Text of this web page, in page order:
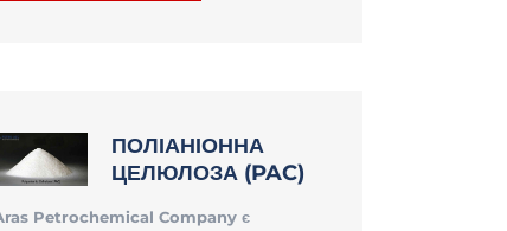
ПОЛІАНІОННА
ЦЕЛЮЛОЗА (PAC)
Petrochemical Company є